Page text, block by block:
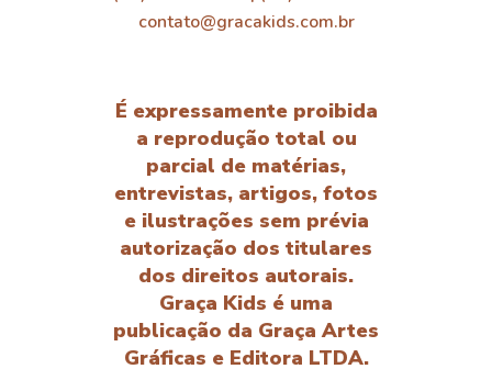
contato@gracakids.com.br
É expressamente proibida
a reprodução total ou
parcial de matérias,
entrevistas, artigos, fotos
e ilustrações sem prévia
autorização dos titulares
dos direitos autorais.
Graça Kids é uma
publicação da Graça Artes
Gráficas e Editora LTDA.